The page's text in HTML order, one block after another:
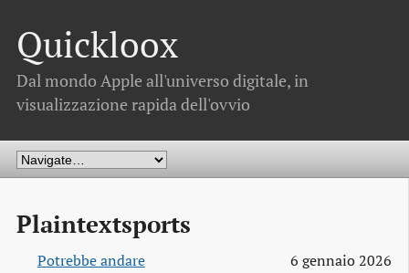
Quickloox
Dal mondo Apple all'universo digitale, in
visualizzazione rapida dell'ovvio
Plaintextsports
Potrebbe andare
6 gennaio 2026